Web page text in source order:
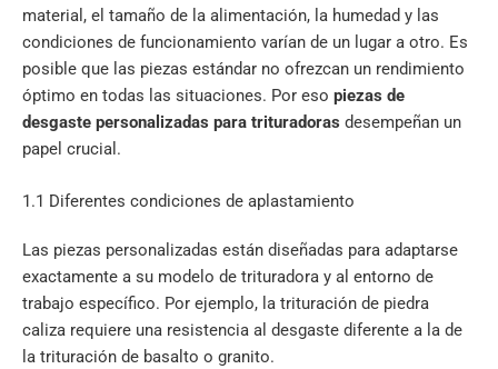
material, el tamaño de la alimentación, la humedad y las
condiciones de funcionamiento varían de un lugar a otro. Es
posible que las piezas estándar no ofrezcan un rendimiento
óptimo en todas las situaciones. Por eso piezas de
desgaste personalizadas para trituradoras desempeñan un
papel crucial.
1.1 Diferentes condiciones de aplastamiento
Las piezas personalizadas están diseñadas para adaptarse
exactamente a su modelo de trituradora y al entorno de
trabajo específico. Por ejemplo, la trituración de piedra
caliza requiere una resistencia al desgaste diferente a la de
la trituración de basalto o granito.